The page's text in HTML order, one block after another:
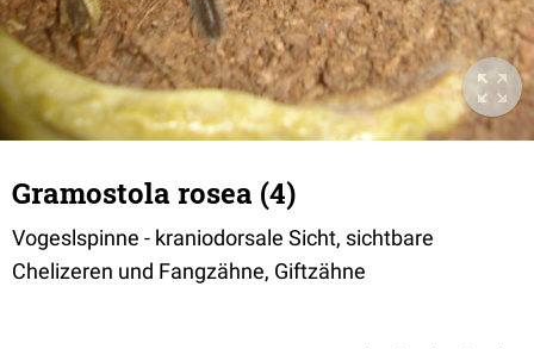
Gramostola rosea (4)
Vogeslspinne - kraniodorsale Sicht, sichtbare
Chelizeren und Fangzähne, Giftzähne